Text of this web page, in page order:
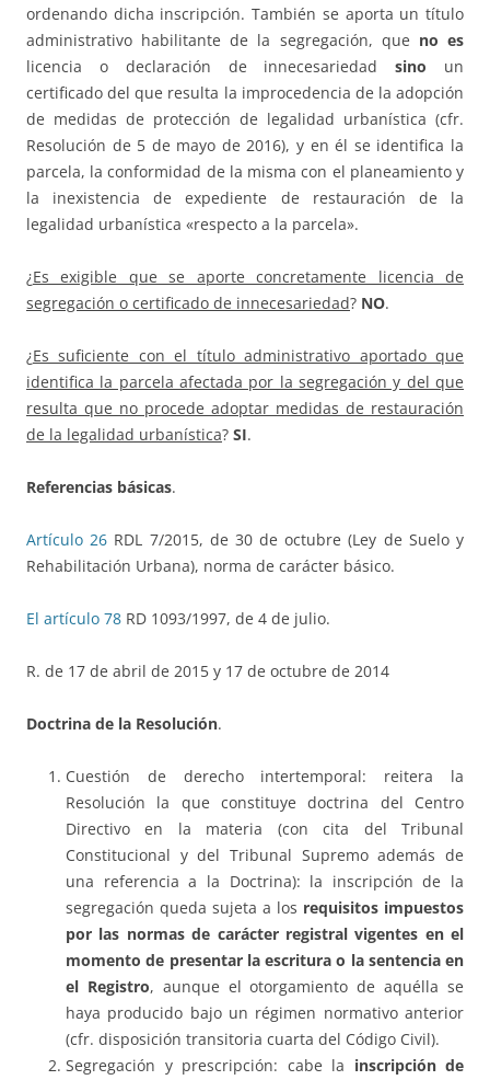
ordenando dicha inscripción. También se aporta un título
administrativo habilitante de la segregación, que no es
licencia o declaración de innecesariedadsino un
certificado del que resulta la improcedencia de la adopción
de medidas de protección de legalidad urbanística (cfr.
Resolución de 5 de mayo de 2016), y en él se identifica la
parcela, la conformidad de la misma con el planeamiento y
la inexistencia de expediente de restauración de la
legalidad urbanística «respecto a la parcela».
¿Es exigible que se aporte concretamente licencia de
segregación o certificado de innecesariedad? NO.
¿Es suficiente con el título administrativo aportado que
identifica la parcela afectada por la segregación y del que
resulta que no procede adoptar medidas de restauración
de la legalidad urbanística? SI.
Referencias básicas.
Artículo 26 RDL 7/2015, de 30 de octubre (Ley de Suelo y
Rehabilitación Urbana), norma de carácter básico.
El artículo 78 RD 1093/1997, de 4 de julio.
R. de 17 de abril de 2015 y 17 de octubre de 2014
Doctrina de la Resolución.
Cuestión de derecho intertemporal: reitera la
Resolución la que constituye doctrina del Centro
Directivo en la materia (con cita del Tribunal
Constitucional y del Tribunal Supremo además de
una referencia a la Doctrina): la inscripción de la
segregación queda sujeta a los requisitos impuestos
por las normas de carácter registral vigentes en el
momento de presentar la escritura o la sentencia en
el Registro, aunque el otorgamiento de aquélla se
haya producido bajo un régimen normativo anterior
(cfr. disposición transitoria cuarta del Código Civil).
Segregación y prescripción: cabe la inscripción de